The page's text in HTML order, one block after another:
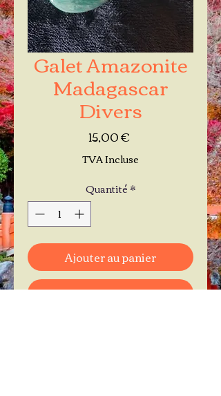
Galet Amazonite
Madagascar
Divers
15,00 €Prix
TVA Incluse
Quantité*
Ajouter au panier
Commander et payer